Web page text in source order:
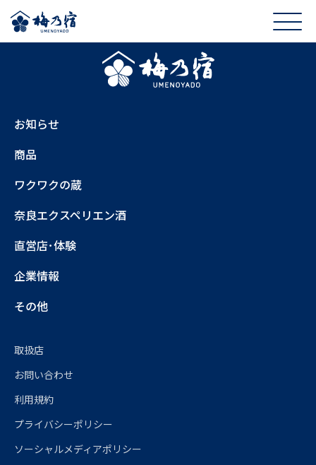
お知らせ
商品
ワクワクの蔵
奈良エクスペリエン酒
直営店･体験
企業情報
その他
取扱店
お問い合わせ
利用規約
プライバシーポリシー
ソーシャルメディアポリシー